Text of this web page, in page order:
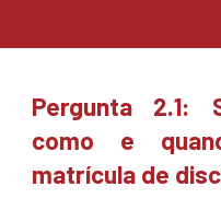
Pergunta 2.1:
como e
matrícula de